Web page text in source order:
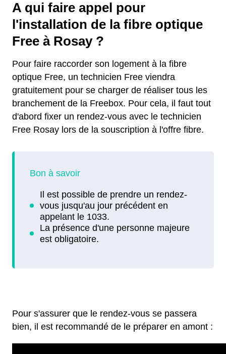
A qui faire appel pour
l'installation de la fibre optique
Free à Rosay ?
Pour faire raccorder son logement à la fibre
optique Free, un technicien Free viendra
gratuitement pour se charger de réaliser tous les
branchement de la Freebox. Pour cela, il faut tout
d'abord fixer un rendez-vous avec le technicien
Free Rosay lors de la souscription à l'offre fibre.
Pour s'assurer que le rendez-vous se passera
bien, il est recommandé de le préparer en amont :